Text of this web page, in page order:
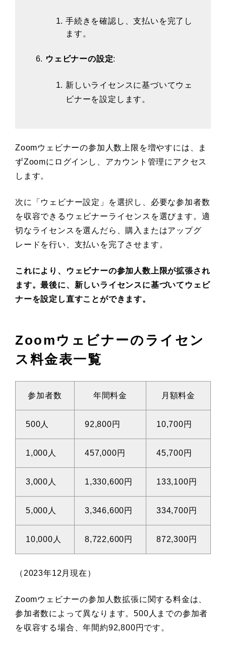
手続きを確認し、支払いを完了し
ます。
ウェビナーの設定:
新しいライセンスに基づいてウェ
ビナーを設定します。
Zoomウェビナーの参加人数上限を増やすには、ま
ずZoomにログインし、アカウント管理にアクセス
します。
次に「ウェビナー設定」を選択し、必要な参加者数
を収容できるウェビナーライセンスを選びます。適
切なライセンスを選んだら、購入またはアップグ
レードを行い、支払いを完了させます。
これにより、ウェビナーの参加人数上限が拡張され
ます。最後に、新しいライセンスに基づいてウェビ
ナーを設定し直すことができます。
Zoomウェビナーのライセン
ス料金表一覧
参加者数 年間料金 月額料金
500人 92,800円 10,700円
1,000人 457,000円 45,700円
3,000人 1,330,600円 133,100円
5,000人 3,346,600円 334,700円
10,000人 8,722,600円 872,300円
（2023年12月現在）
Zoomウェビナーの参加人数拡張に関する料金は、
参加者数によって異なります。500人までの参加者
を収容する場合、年間約92,800円です。